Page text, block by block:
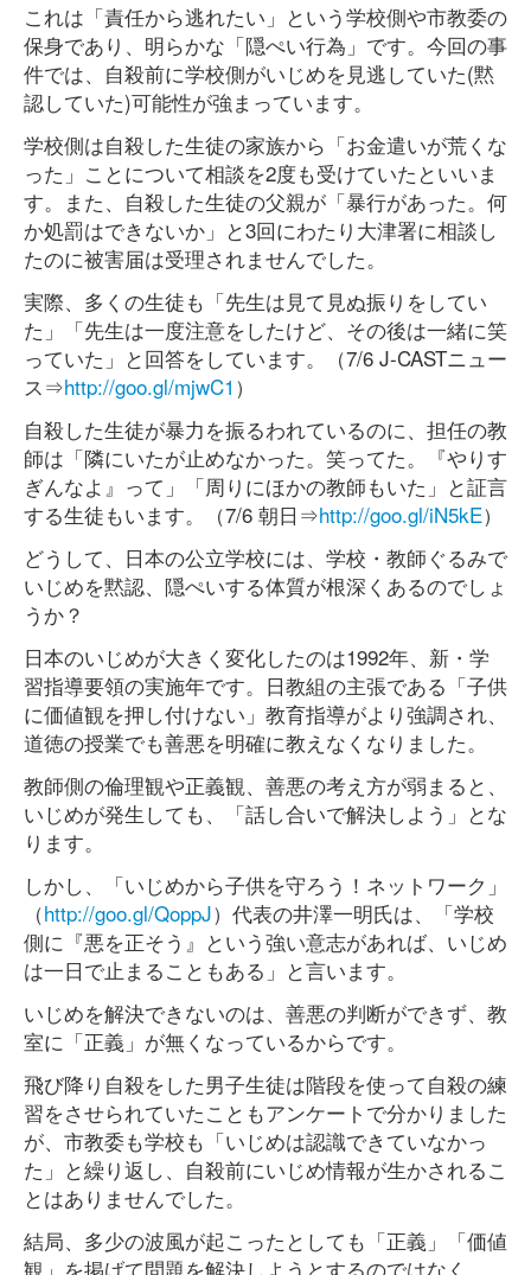
これは「責任から逃れたい」という学校側や市教委の
保身であり、明らかな「隠ぺい行為」です。今回の事
件では、自殺前に学校側がいじめを見逃していた(黙
認していた)可能性が強まっています。
学校側は自殺した生徒の家族から「お金遣いが荒くな
った」ことについて相談を2度も受けていたといいま
す。また、自殺した生徒の父親が「暴行があった。何
か処罰はできないか」と3回にわたり大津署に相談し
たのに被害届は受理されませんでした。
実際、多くの生徒も「先生は見て見ぬ振りをしてい
た」「先生は一度注意をしたけど、その後は一緒に笑
っていた」と回答をしています。（7/6 J-CASTニュー
ス⇒http://goo.gl/mjwC1 ）
自殺した生徒が暴力を振るわれているのに、担任の教
師は「隣にいたが止めなかった。笑ってた。『やりす
ぎんなよ』って」「周りにほかの教師もいた」と証言
する生徒もいます。（7/6 朝日⇒http://goo.gl/iN5kE）
どうして、日本の公立学校には、学校・教師ぐるみで
いじめを黙認、隠ぺいする体質が根深くあるのでしょ
うか？
日本のいじめが大きく変化したのは1992年、新・学
習指導要領の実施年です。日教組の主張である「子供
に価値観を押し付けない」教育指導がより強調され、
道徳の授業でも善悪を明確に教えなくなりました。
教師側の倫理観や正義観、善悪の考え方が弱まると、
いじめが発生しても、「話し合いで解決しよう」とな
ります。
しかし、「いじめから子供を守ろう！ネットワーク」
（http://goo.gl/QoppJ）代表の井澤一明氏は、「学校
側に『悪を正そう』という強い意志があれば、いじめ
は一日で止まることもある」と言います。
いじめを解決できないのは、善悪の判断ができず、教
室に「正義」が無くなっているからです。
飛び降り自殺をした男子生徒は階段を使って自殺の練
習をさせられていたこともアンケートで分かりました
が、市教委も学校も「いじめは認識できていなかっ
た」と繰り返し、自殺前にいじめ情報が生かされるこ
とはありませんでした。
結局、多少の波風が起こったとしても「正義」「価値
観」を掲げて問題を解決しようとするのではなく、